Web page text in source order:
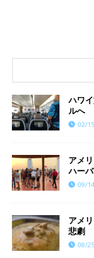
ハワ
ルへ
02/
アメ
ハー
09/
アメ
悲劇
08/